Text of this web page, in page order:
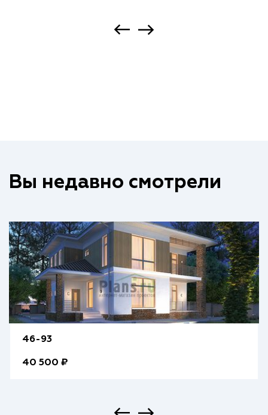
Вы недавно смотрели
46-93
40 500 ₽